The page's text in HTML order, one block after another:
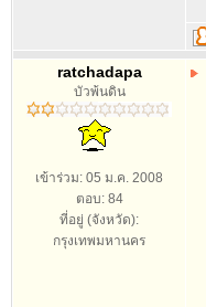
ratchadapa
บัวพ้นดิน
เข้าร่วม: 05 ม.ค. 2008
ตอบ: 84
ที่อยู่ (จังหวัด):
กรุงเทพมหานคร